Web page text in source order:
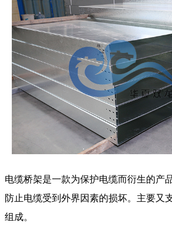
电缆桥架是一款为保护电缆而衍生的产
防止电缆受到外界因素的损坏。主要又
组成。